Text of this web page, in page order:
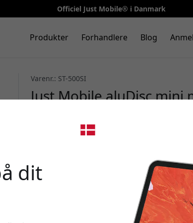
Officiel Just Mobile® i Danmark
Produkter Forhandlere Blog
Varenr.: ST-500SI
Just Mobile aluDisc
smartphone op til 8
dit
Brug denne